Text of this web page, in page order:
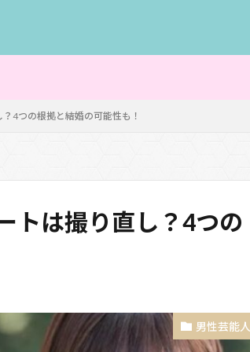
4つの根拠と結婚の可能性も！
トは撮り直し？4つの
男性芸能人